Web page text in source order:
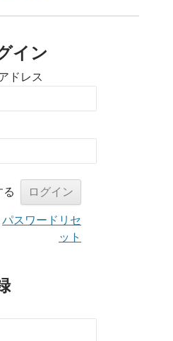
イン
ドレス
る
パスワードリセ
ット